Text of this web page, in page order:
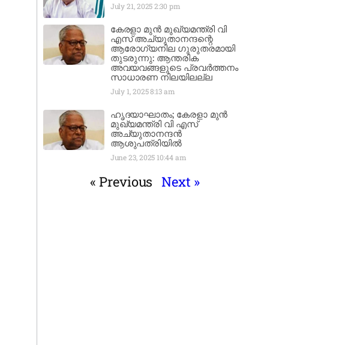
July 21, 20252:30 pm
കേരളാ മുൻ മുഖ്യമന്ത്രി വി
എസ് അച്യുതാനന്ദന്റെ
ആരോഗ്യനില ഗുരുതരമായി
തുടരുന്നു: ആന്തരിക
അവയവങ്ങളുടെ പ്രവർത്തനം
സാധാരണ നിലയിലല്ല
July 1, 20258:13 am
ഹൃദയാഘാതം; കേരളാ മുൻ
മുഖ്യമന്ത്രി വി എസ്
അച്യുതാനന്ദൻ
ആശുപത്രിയിൽ
June 23, 2025 10:44 am
« Previous Next »